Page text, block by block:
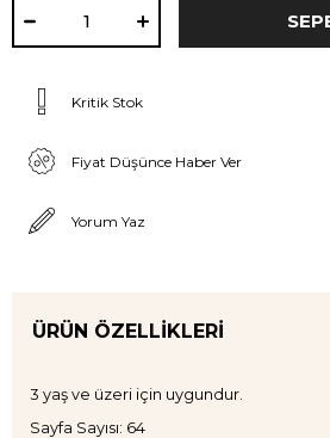
Kritik Stok
Fiyat Düşünce Haber Ver
Yorum Yaz
ÜRÜN ÖZELLIKLERI
3 yaş ve üzeri için uygundur.
Sayfa Sayısı: 64